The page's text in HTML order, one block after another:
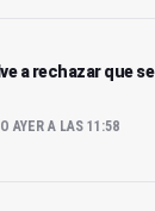
a rechazar que
AYER A LAS 11:58